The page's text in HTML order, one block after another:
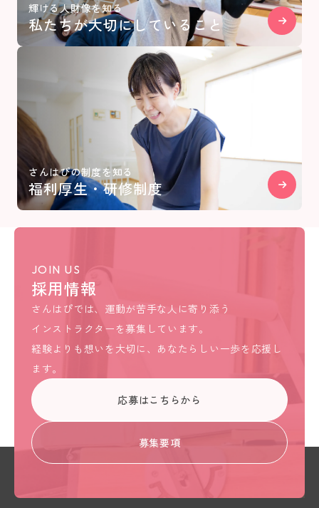
輝ける人財像を知る
私たちが大切にしていること
さんはぴの制度を知る
福利厚生・研修制度
JOIN US
採用情報
さんはぴでは、運動が苦手な人に寄り添う
インストラクターを募集しています。
経験よりも想いを大切に、あなたらしい一歩を応援し
ます。
応募はこちらから
募集要項